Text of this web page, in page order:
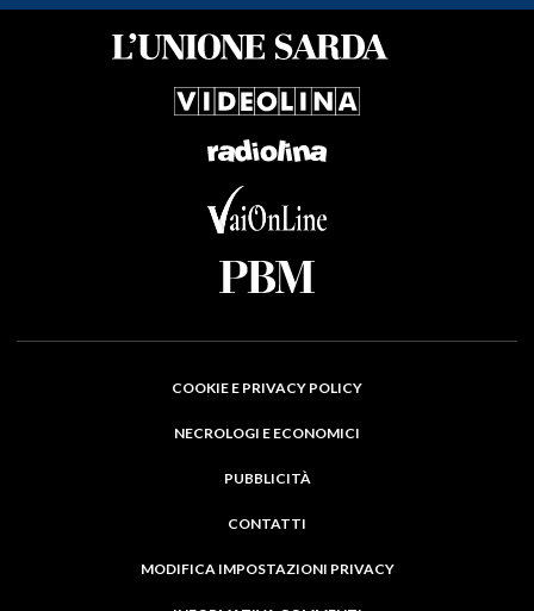
COOKIE E PRIVACY POLICY
NECROLOGI E ECONOMICI
PUBBLICITÀ
CONTATTI
MODIFICA IMPOSTAZIONI PRIVACY